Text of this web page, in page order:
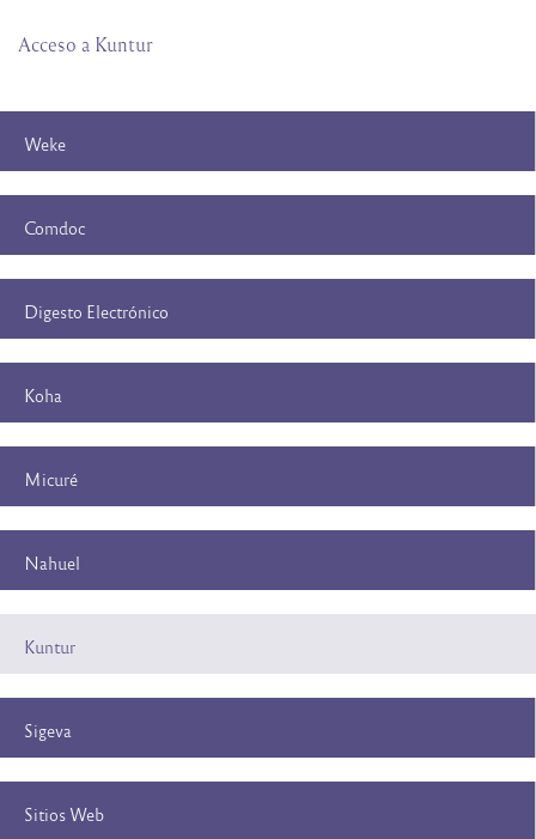
Acceso a Kuntur
Weke
Comdoc
Digesto Electrónico
Koha
Micuré
Nahuel
Kuntur
Sigeva
Sitios Web